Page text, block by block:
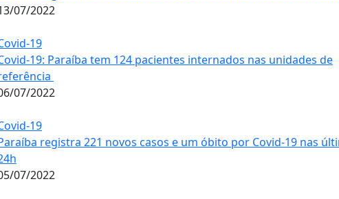
07/2022
19
19: Paraíba tem 124 pacientes internados nas unidades de
07/2022
19
registra 221 novos casos e um óbito por Covid-19 nas
07/2022